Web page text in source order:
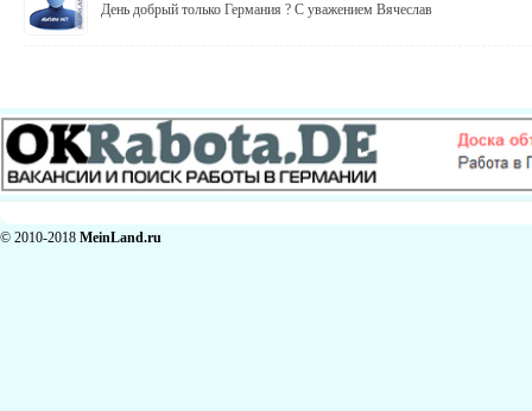
День добрый только Германия ? С уважением Вячеслав
© 2010-2018 MeinLand.ru